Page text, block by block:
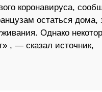
коронавируса,
остаться дома,
Однако
, — сказал источник,